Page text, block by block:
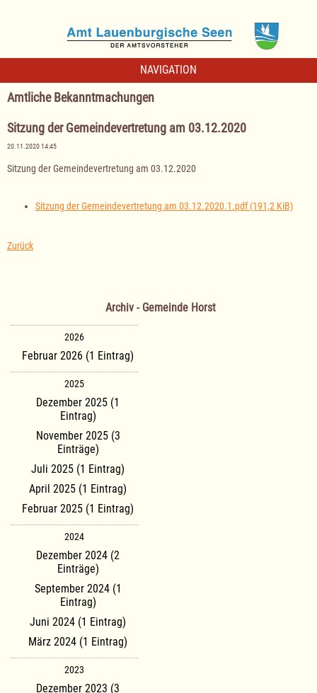
NAVIGATION
Amtliche Bekanntmachungen
Sitzung der Gemeindevertretung am 03.12.2020
20.11.2020 14:45
Sitzung der Gemeindevertretung am 03.12.2020
Sitzung der Gemeindevertretung am 03.12.2020.1.pdf(191,2 KiB)
Zurück
Archiv - Gemeinde Horst
2026
Februar 2026 (1 Eintrag)
2025
Dezember 2025 (1
Eintrag)
November 2025 (3
Einträge)
Juli 2025 (1 Eintrag)
April 2025 (1 Eintrag)
Februar 2025 (1 Eintrag)
2024
Dezember 2024 (2
Einträge)
September 2024 (1
Eintrag)
Juni 2024 (1 Eintrag)
März 2024 (1 Eintrag)
2023
Dezember 2023 (3